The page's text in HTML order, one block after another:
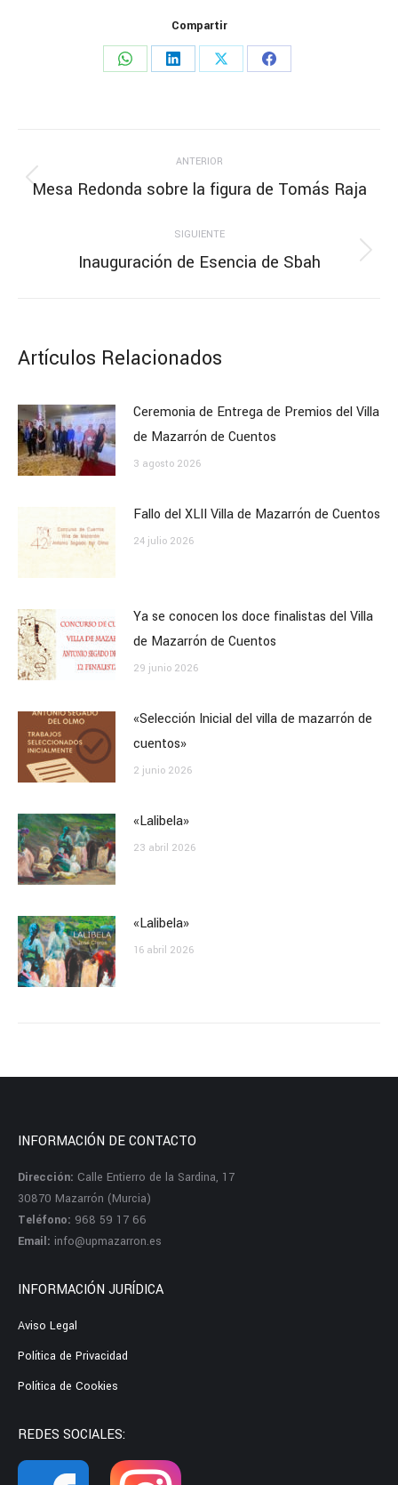
Compartir
Share
Share
Share
Share
entre
publicaciones
ANTERIOR
Publicación
Mesa Redonda sobre la figura de Tomás Raja
SIGUIENTE
Publicación
Inauguración de Esencia de Sbah
Artículos Relacionados
Ceremonia de Entrega de Premios del Villa
de Mazarrón de Cuentos
3 agosto 2026
Fallo del XLII Villa de Mazarrón de Cuentos
24 julio 2026
Ya se conocen los doce finalistas del Villa
de Mazarrón de Cuentos
29 junio 2026
«Selección Inicial del villa de mazarrón de
cuentos»
2 junio 2026
«Lalibela»
23 abril 2026
«Lalibela»
16 abril 2026
INFORMACIÓN DE CONTACTO
Dirección: Calle Entierro de la Sardina, 17
30870 Mazarrón (Murcia)
Teléfono: 968 59 17 66
Email: info@upmazarron.es
INFORMACIÓN JURÍDICA
Aviso Legal
Política de Privacidad
Política de Cookies
REDES SOCIALES: